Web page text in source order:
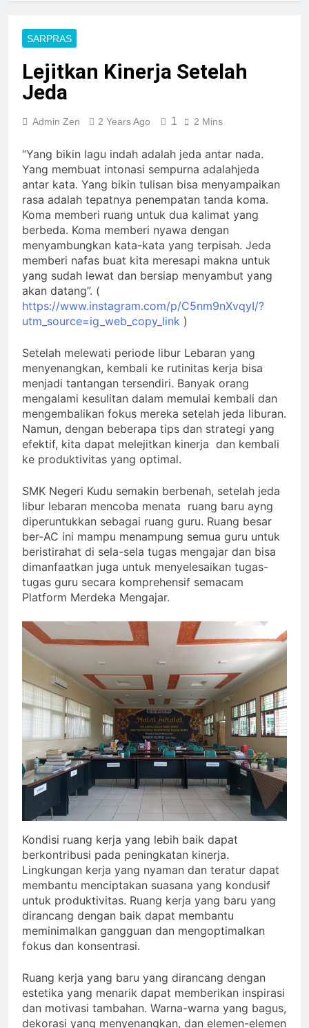
SARPRAS
Lejitkan Kinerja Setelah
Jeda
Admin Zen 2 Years Ago 1 2 Mins
“Yang bikin lagu indah adalah jeda antar nada.
Yang membuat intonasi sempurna adalahjeda
antar kata. Yang bikin tulisan bisa menyampaikan
rasa adalah tepatnya penempatan tanda koma.
Koma memberi ruang untuk dua kalimat yang
berbeda. Koma memberi nyawa dengan
menyambungkan kata-kata yang terpisah. Jeda
memberi nafas buat kita meresapi makna untuk
yang sudah lewat dan bersiap menyambut yang
akan datang”. (
https://www.instagram.com/p/C5nm9nXvqyI/?
utm_source=ig_web_copy_link )
Setelah melewati periode libur Lebaran yang
menyenangkan, kembali ke rutinitas kerja bisa
menjadi tantangan tersendiri. Banyak orang
mengalami kesulitan dalam memulai kembali dan
mengembalikan fokus mereka setelah jeda liburan.
Namun, dengan beberapa tips dan strategi yang
efektif, kita dapat melejitkan kinerja dan kembali
ke produktivitas yang optimal.
SMK Negeri Kudu semakin berbenah, setelah jeda
libur lebaran mencoba menata ruang baru ayng
diperuntukkan sebagai ruang guru. Ruang besar
ber-AC ini mampu menampung semua guru untuk
beristirahat di sela-sela tugas mengajar dan bisa
dimanfaatkan juga untuk menyelesaikan tugas-
tugas guru secara komprehensif semacam
Platform Merdeka Mengajar.
Kondisi ruang kerja yang lebih baik dapat
berkontribusi pada peningkatan kinerja.
Lingkungan kerja yang nyaman dan teratur dapat
membantu menciptakan suasana yang kondusif
untuk produktivitas. Ruang kerja yang baru yang
dirancang dengan baik dapat membantu
meminimalkan gangguan dan mengoptimalkan
fokus dan konsentrasi.
Ruang kerja yang baru yang dirancang dengan
estetika yang menarik dapat memberikan inspirasi
dan motivasi tambahan. Warna-warna yang bagus,
dekorasi yang menyenangkan, dan elemen-elemen